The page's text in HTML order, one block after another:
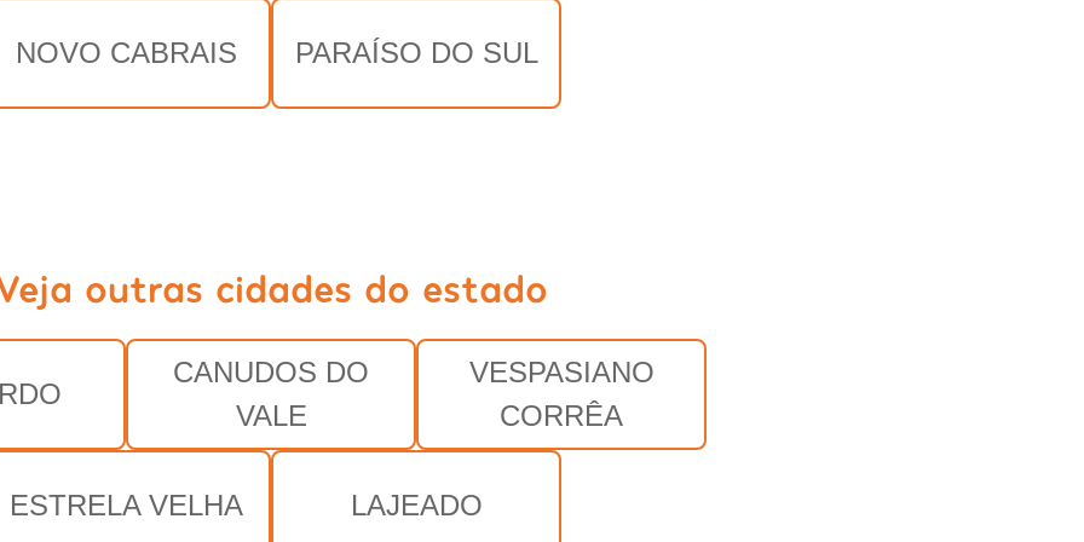
NOVO CABRAIS PARAÍSO DO SUL
outras cidades do estado
CANUDOS DO
VALE
VESPASIANO
CORRÊA
ESTRELA VELHA LAJEADO